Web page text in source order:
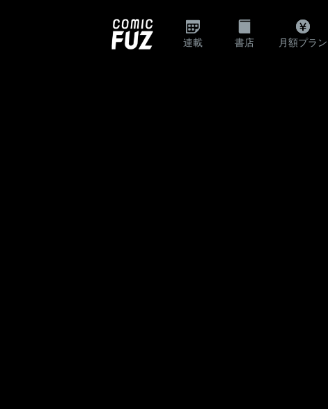
連載 書店 月額プラン